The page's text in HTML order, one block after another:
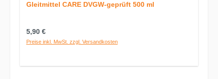
Gleitmittel CARE DVGW-geprüft 500 ml
Regulärer Preis:
5,90 €
Preise inkl. MwSt. zzgl. Versandkosten